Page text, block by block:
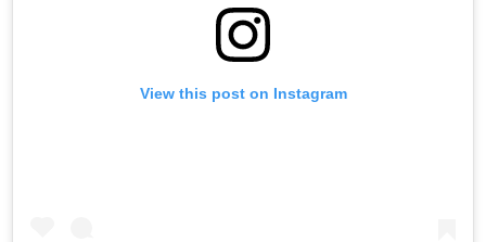
View this post on Instagram